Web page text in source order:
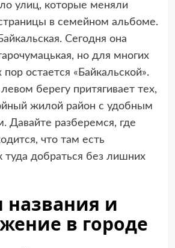
улиц, которые меняли
в семейном альбоме.
Сегодня она
но для многих
остается «Байкальской».
берегу притягивает тех,
жилой район с удобным
Давайте разберемся, где
что там есть
туда добраться без лишних
названия и
в городе